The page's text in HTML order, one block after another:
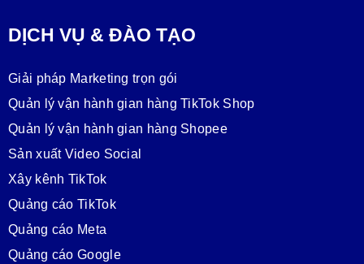
DỊCH VỤ & ĐÀO TẠO
Giải pháp Marketing trọn gói
Quản lý vận hành gian hàng TikTok Shop
Quản lý vận hành gian hàng Shopee
Sản xuất Video Social
Xây kênh TikTok
Quảng cáo TikTok
Quảng cáo Meta
Quảng cáo Google